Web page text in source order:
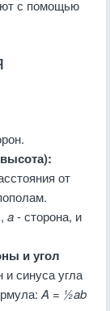
с помощью
от
a- сторона, и
и угол
и синуса угла
A = ½ab